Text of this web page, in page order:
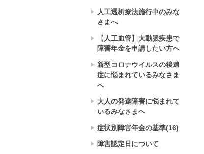
人工透析療法施行中のみな
さまへ
【人工血管】大動脈疾患で
障害年金を申請したい方へ
新型コロナウイルスの後遺
症に悩まれているみなさま
へ
大人の発達障害に悩まれて
いるみなさまへ
症状別障害年金の基準(16)
障害認定日について